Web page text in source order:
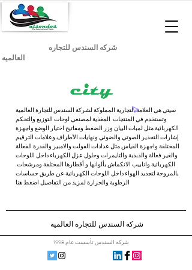
سيتي هي العلامة التجارية المملوكة لشركة السندس للتجارة العالمية
وتستخدم في المنتجات المغذية لمصنعي لوحات التوزيع والتحكم
الكهربائية مثل لمبات البيان وزر الضغط ومفاتيح اختيار الوضع واجهزة
إشارات التحذير الصوتي والضوئي ونهايات الأطراف وعلامات الترقيم
المختلفة واجهزة القياس مثل عدادات الفولت والامبير والقدرة الفعالة
والغير فعالة والذبذبة والتايمرات وحلول عزل الكهرباء داخل اللوحات
الكهربائية وانابيب الانكماش بألوانها و أقطارها المختلفة ومرشحات
بالمروحة لتجديد الهواء داخل اللوحات الكهربائية عن طريق حساسات
الرطوبة والحرارة لمزيد من التفاصيل اضغط هنا
شركه السندس للتجاره العالميه
شركه السندس تأسست عام 1998